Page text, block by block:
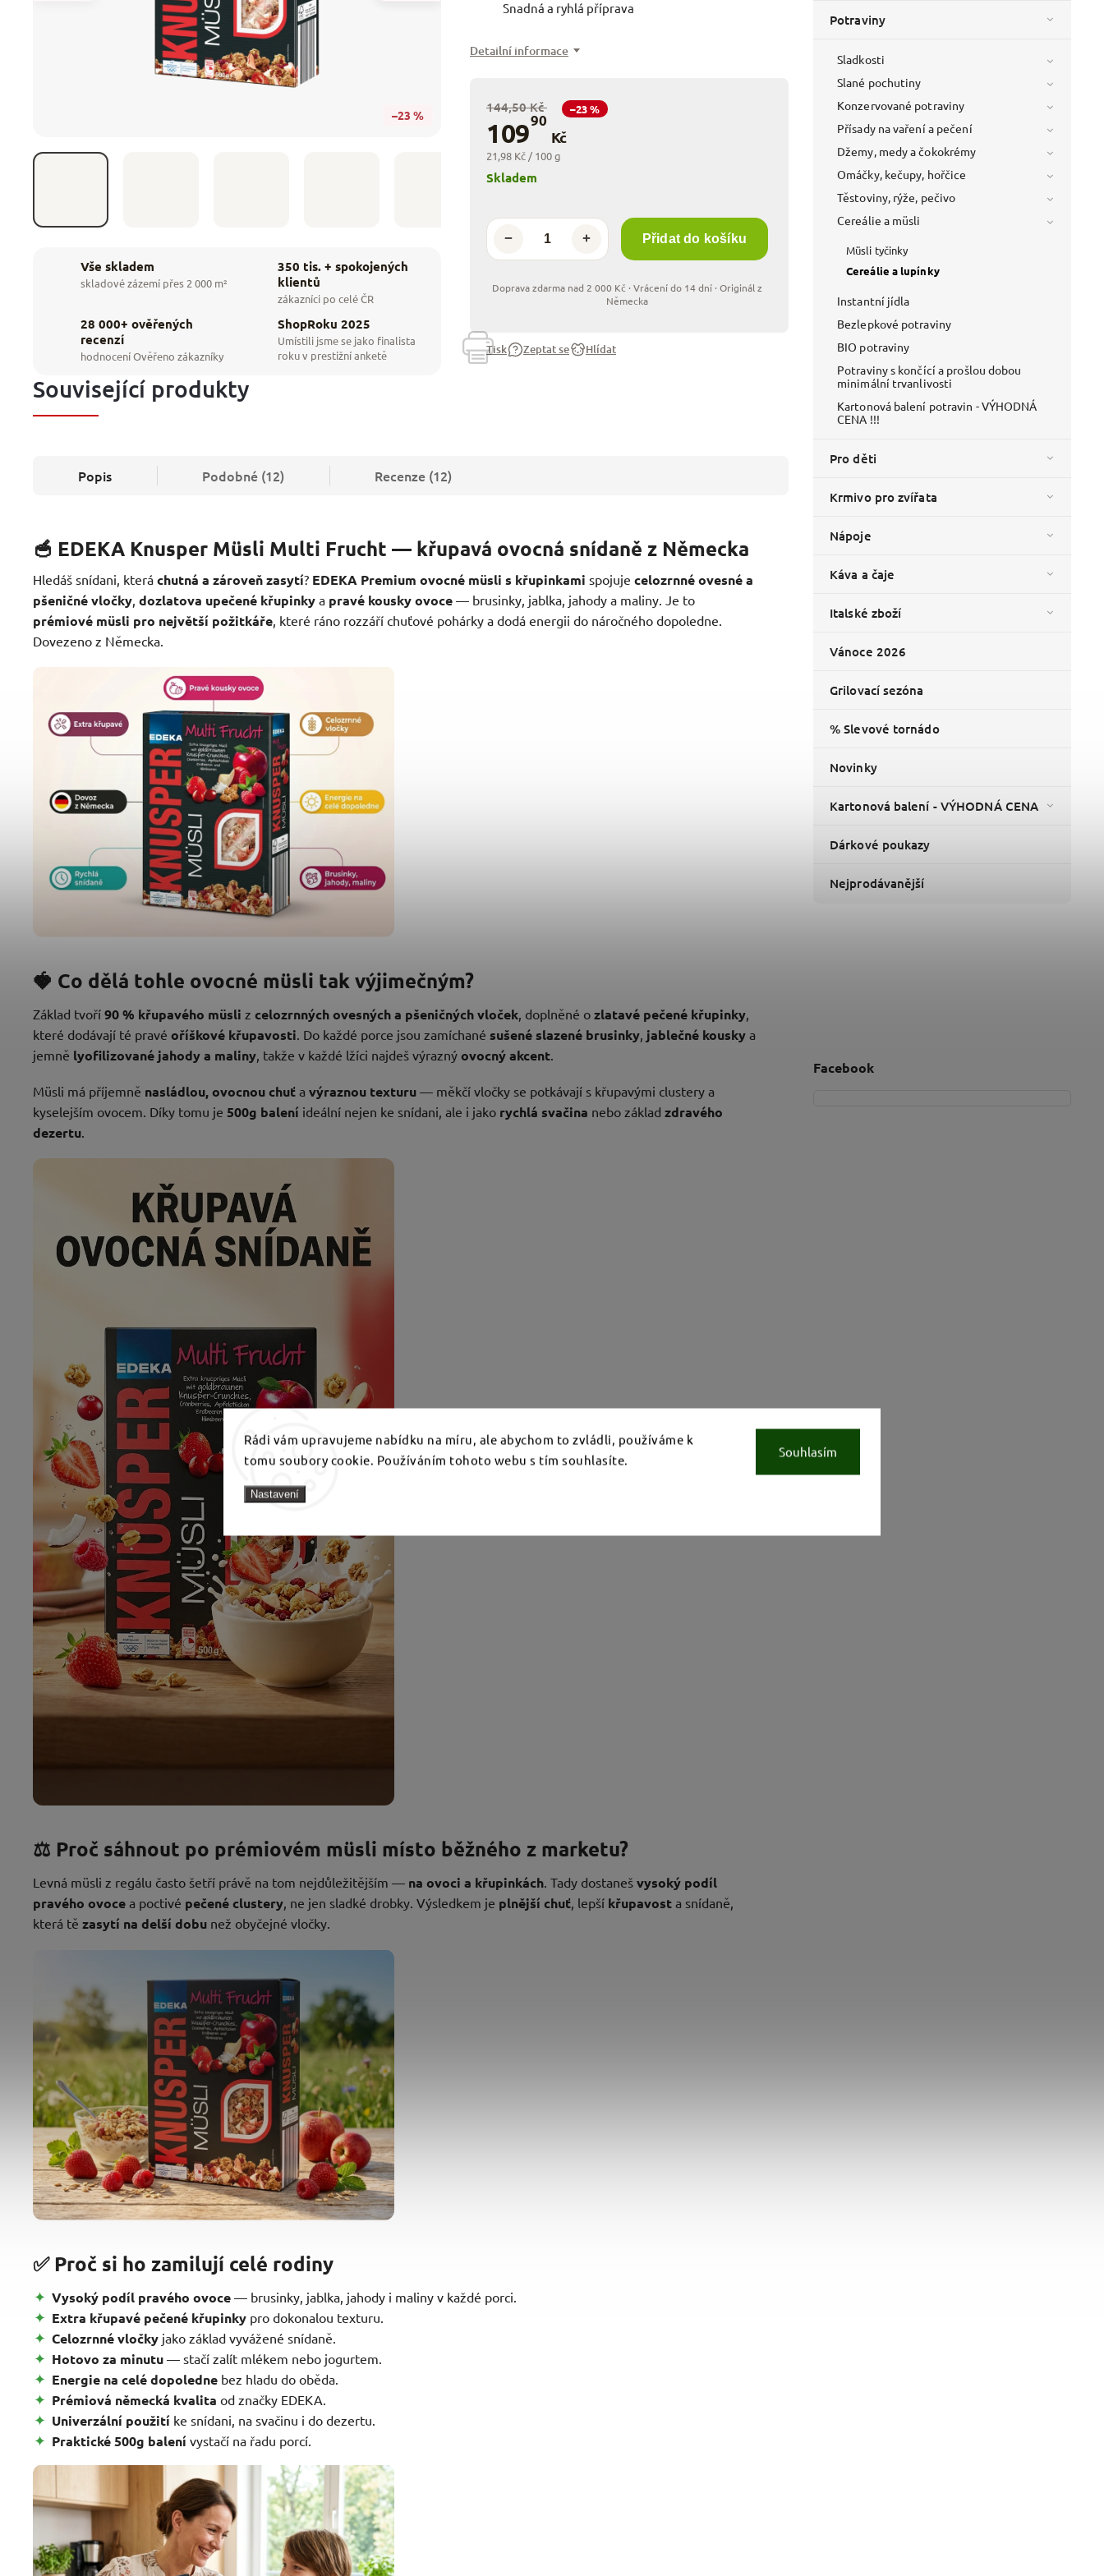
Rádi vám upravujeme nabídku na míru, ale abychom to zvládli, používáme k
tomu soubory cookie. Používáním tohoto webu s tím souhlasíte.
Nastavení
Souhlasím
Potraviny
Sladkosti
Slané pochutiny
Konzervované potraviny
Přísady na vaření a pečení
Džemy, medy a čokokrémy
Omáčky, kečupy, hořčice
Těstoviny, rýže, pečivo
Cereálie a müsli
Müsli tyčinky
Cereálie a lupínky
Instantní jídla
Bezlepkové potraviny
BIO potraviny
Potraviny s končící a prošlou dobou
minimální trvanlivosti
Kartonová balení potravin - VÝHODNÁ
CENA !!!
Pro děti
Krmivo pro zvířata
Nápoje
Káva a čaje
Italské zboží
Vánoce 2026
Grilovací sezóna
% Slevové tornádo
Novinky
Kartonová balení - VÝHODNÁ CENA
Dárkové poukazy
Nejprodávanější
Facebook
–23 %
Vše skladem
skladové zázemí přes 2 000 m²
350 tis. + spokojených
klientů
zákazníci po celé ČR
28 000+ ověřených
recenzí
hodnocení Ověřeno zákazníky
ShopRoku 2025
Umístili jsme se jako finalista
roku v prestižní anketě
144,50 Kč –23 %
10990
Kč
21,98 Kč / 100 g
+
− Přidat do košíku
Skladem
Snadná a ryhlá příprava
Detailní informace
Tisk Zeptat se Hlídat
Související produkty
Popis Podobné (12) Recenze (12)
🥣 EDEKA Knusper Müsli Multi Frucht — křupavá ovocná snídaně z Německa
Hledáš snídani, která chutná a zároveň zasytí? EDEKA Premium ovocné müsli s křupinkami spojuje celozrnné ovesné a
pšeničné vločky dozlatova upečené křupinky a pravé kousky ovoce — brusinky, jablka, jahody a maliny. Je to
prémiové müsli pro největší požitkáře , které ráno rozzáří chuťové pohárky a dodá energii do náročného dopoledne.
Dovezeno z Německa.
🍓 Co dělá tohle ovocné müsli tak výjimečným?
Základ tvoří 90 % křupavého müsli z celozrnných ovesných a pšeničných vloček , doplněné o zlatavé pečené křupinky
které dodávají té pravé oříškové křupavosti . Do každé porce jsou zamíchané sušené slazené brusinky jablečné kousky a
jemně lyofilizované jahody a maliny , takže v každé lžíci najdeš výrazný ovocný akcent
Müsli má příjemně nasládlou, ovocnou chuť a výraznou texturu — měkčí vločky se potkávají s křupavými clustery a
kyselejším ovocem. Díky tomu je 500g balení ideální nejen ke snídani, ale i jako rychlá svačina nebo základ zdravého
dezertu
⚖️ Proč sáhnout po prémiovém müsli místo běžného z marketu?
Levná müsli z regálu často šetří právě na tom nejdůležitějším — na ovoci a křupinkách. Tady dostaneš vysoký podíl
pravého ovoce a poctivé pečené clustery, ne jen sladké drobky. Výsledkem je plnější chuť, lepší křupavost a snídaně,
která tě zasytí na delší dobu než obyčejné vločky.
✅ Proč si ho zamilují celé rodiny
Vysoký podíl pravého ovoce— brusinky, jablka, jahody i maliny v každé porci.
Extra křupavé pečené křupinkypro dokonalou texturu.
Celozrnné vločkyjako základ vyvážené snídaně.
Hotovo za minutu— stačí zalít mlékem nebo jogurtem.
Energie na celé dopolednebez hladu do oběda.
Prémiová německá kvalita od značky EDEKA.
Univerzální použití ke snídani, na svačinu i do dezertu.
Praktické 500g balení vystačí na řadu porcí.